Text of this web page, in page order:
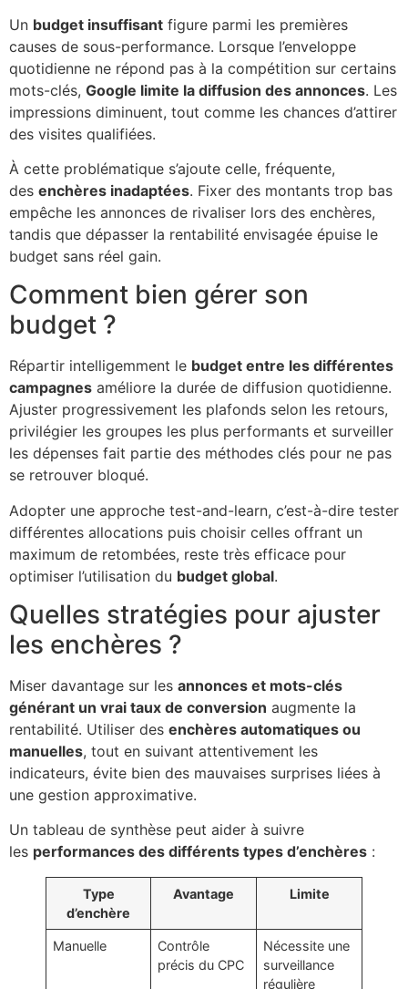
Un budget insuffisant figure parmi les premières
causes de sous-performance. Lorsque l’enveloppe
quotidienne ne répond pas à la compétition sur certains
mots-clés, Google limite la diffusion des annonces. Les
impressions diminuent, tout comme les chances d’attirer
des visites qualifiées.
À cette problématique s’ajoute celle, fréquente,
des enchères inadaptées. Fixer des montants trop bas
empêche les annonces de rivaliser lors des enchères,
tandis que dépasser la rentabilité envisagée épuise le
budget sans réel gain.
Comment bien gérer son
budget ?
Répartir intelligemment le budget entre les différentes
campagnes améliore la durée de diffusion quotidienne.
Ajuster progressivement les plafonds selon les retours,
privilégier les groupes les plus performants et surveiller
les dépenses fait partie des méthodes clés pour ne pas
se retrouver bloqué.
Adopter une approche test-and-learn, c’est-à-dire tester
différentes allocations puis choisir celles offrant un
maximum de retombées, reste très efficace pour
optimiser l’utilisation du budget global.
Quelles stratégies pour ajuster
les enchères ?
Miser davantage sur les annonces et mots-clés
générant un vrai taux de conversion augmente la
rentabilité. Utiliser des enchères automatiques ou
manuelles, tout en suivant attentivement les
indicateurs, évite bien des mauvaises surprises liées à
une gestion approximative.
Un tableau de synthèse peut aider à suivre
les performances des différents types d’enchères :
Type
d’enchère
Avantage Limite
Manuelle
Contrôle
précis du CPC
Nécessite une
surveillance
régulière